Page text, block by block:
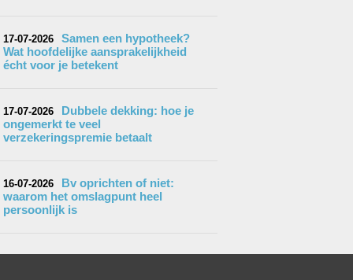
17-07-2026
Samen een hypotheek?
Wat hoofdelijke aansprakelijkheid
écht voor je betekent
17-07-2026
Dubbele dekking: hoe je
ongemerkt te veel
verzekeringspremie betaalt
16-07-2026
Bv oprichten of niet:
waarom het omslagpunt heel
persoonlijk is